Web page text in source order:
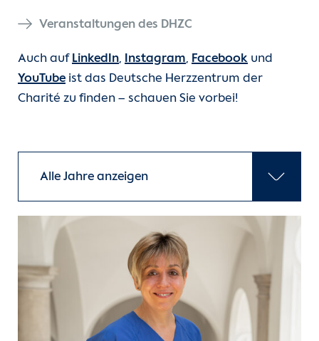
Für Patient:innen
Für Zuweiser:innen
Herzatlas
Über uns
Kontakt
Internationale Patienten
Veranstaltungen des DHZC
Auch auf LinkedIn, Instagram, Facebook und
YouTube ist das Deutsche Herzzentrum der
Charité zu finden – schauen Sie vorbei!